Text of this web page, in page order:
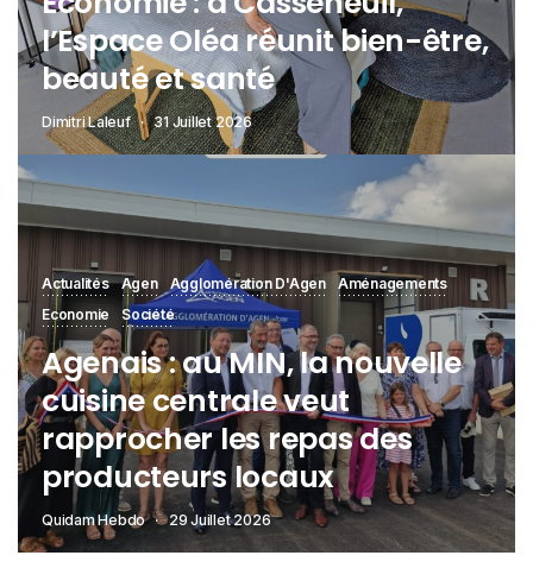
l’Espace Oléa réunit bien-être,
beauté et santé
Dimitri Laleuf 31 Juillet 2026
Actualités Agen Agglomération D'Agen
Aménagements
Economie
Société
Agenais : au MIN, la nouvelle
cuisine centrale veut
rapprocher les repas des
producteurs locaux
Quidam Hebdo 29 Juillet 2026